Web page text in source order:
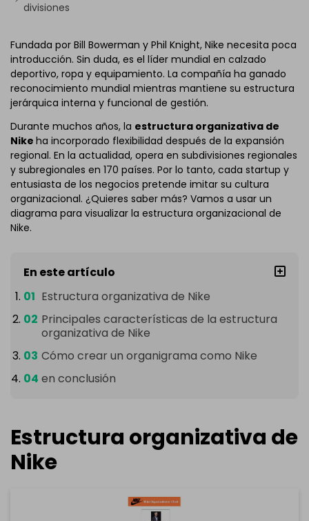
divisiones
Fundada por Bill Bowerman y Phil Knight, Nike necesita poca
introducción. Sin duda, es el líder mundial en calzado
deportivo, ropa y equipamiento. La compañía ha ganado
reconocimiento mundial mientras mantiene su estructura
jerárquica interna y funcional de gestión.
Durante muchos años, la estructura organizativa de
Nike ha incorporado flexibilidad después de la expansión
regional. En la actualidad, opera en subdivisiones regionales
y subregionales en 170 países. Por lo tanto, cada startup y
entusiasta de los negocios pretende imitar su cultura
organizacional. ¿Quieres saber más? Vamos a usar un
diagrama para visualizar la estructura organizacional de
Nike.
En este artículo
Estructura organizativa de Nike
Principales características de la estructura
organizativa de Nike
Cómo crear un organigrama como Nike
en conclusión
Estructura organizativa de
Nike